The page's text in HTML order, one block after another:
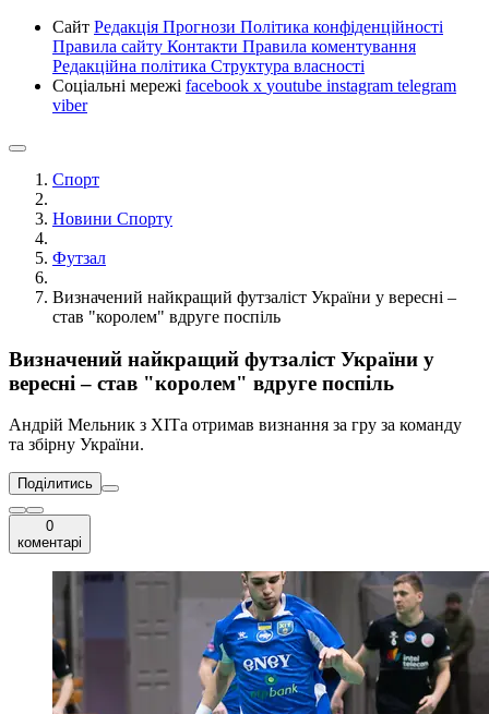
Сайт Редакція Прогнози Політика конфіденційності
Правила сайту Контакти Правила коментування
Редакційна політика Структура власності
Соціальні мережі facebook x youtube instagram telegram
viber
Спорт
Новини Спорту
Футзал
Визначений найкращий футзаліст України у вересні –
став "королем" вдруге поспіль
Визначений найкращий футзаліст України у
вересні – став "королем" вдруге поспіль
Андрій Мельник з ХІТа отримав визнання за гру за команду
та збірну України.
Поділитись
0
коментарі